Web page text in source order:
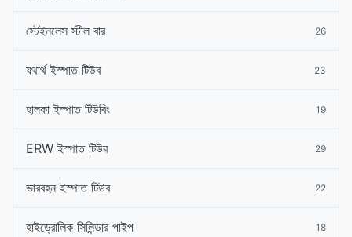
স্টেইনলেস স্টীল বার 26
যথার্থ ইস্পাত টিউব 23
হালকা ইস্পাত টিউবিং 19
ERW ইস্পাত টিউব 29
ভারবহন ইস্পাত টিউব 22
হাইড্রোলিক সিলিন্ডার পাইপ 18